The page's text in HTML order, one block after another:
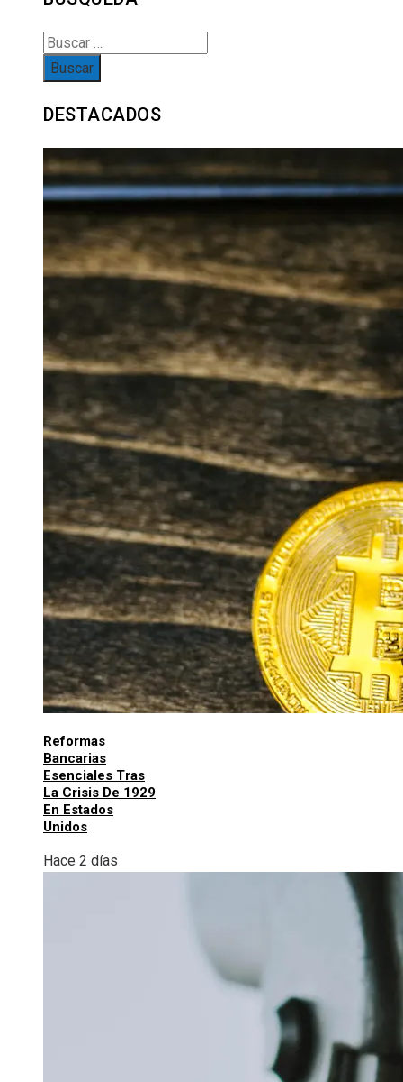
Buscar:
DESTACADOS
Reformas
Bancarias
Esenciales Tras
La Crisis De 1929
En Estados
Unidos
Hace 2 días